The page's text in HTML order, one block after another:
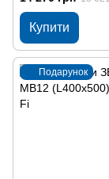
Купити
Подарунок